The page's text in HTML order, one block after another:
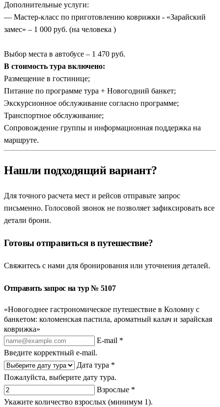
Дополнительные услуги:
— Мастер-класс по приготовлению коврижки - «Зарайский
замес» – 1 000 руб. (на человека )
Выбор места в автобусе – 1 470 руб.
В стоимость тура включено:
Размещение в гостинице;
Питание по программе тура + Новогодний банкет;
Экскурсионное обслуживание согласно программе;
Транспортное обслуживание;
Сопровождение группы и информационная поддержка на
маршруте.
Нашли подходящий вариант?
Для точного расчета мест и рейсов отправьте запрос
письменно. Голосовой звонок не позволяет зафиксировать все
детали брони.
Готовы отправиться в путешествие?
Свяжитесь с нами для бронирования или уточнения деталей.
Отправить запрос на тур № 5107
«Новогоднее гастрономическое путешествие в Коломну с
банкетом: коломенская пастила, ароматный калач и зарайская
коврижка»
E-mail *
Введите корректный e-mail.
Дата тура *
Пожалуйста, выберите дату тура.
Взрослые *
Укажите количество взрослых (минимум 1).